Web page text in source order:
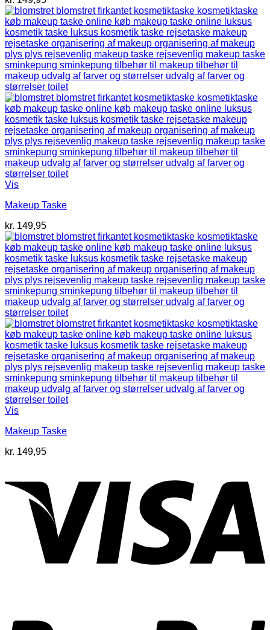
Vis
Makeup Taske
kr. 149,95
Vis
Makeup Taske
kr. 149,95